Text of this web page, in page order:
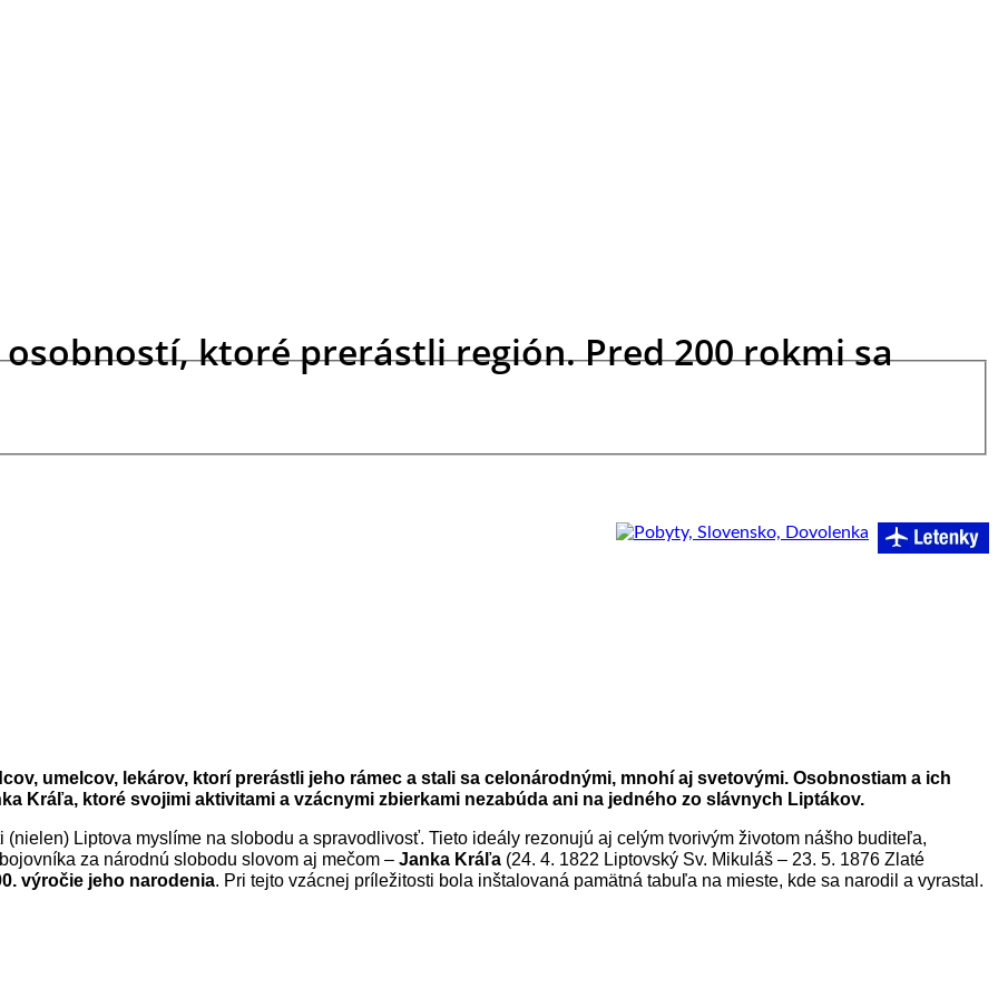
ktoré prerástli región. Pred 200 rokmi sa
umelcov, lekárov, ktorí prerástli jeho rámec a stali sa celonárodnými, mnohí aj svetovými. Osobnostiam a ich
Kráľa, ktoré svojimi aktivitami a vzácnymi zbierkami nezabúda ani na jedného zo slávnych Liptákov.
Liptova myslíme na slobodu a spravodlivosť. Tieto ideály rezonujú aj celým tvorivým životom nášho buditeľa,
za národnú slobodu slovom aj mečom – Janka Kráľa (24. 4. 1822 Liptovský Sv. Mikuláš – 23. 5. 1876 Zlaté
výročie jeho narodenia. Pri tejto vzácnej príležitosti bola inštalovaná pamätná tabuľa na mieste, kde sa narodil a vyrastal.